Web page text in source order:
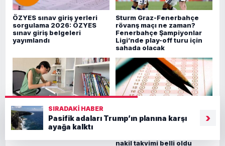
ÖZYES sınav giriş yerleri
sorgulama 2026: ÖZYES
sınav giriş belgeleri
yayımlandı
Sturm Graz-Fenerbahçe
rövanş maçı ne zaman?
Fenerbahçe Şampiyonlar
Ligi’nde play-off turu için
sahada olacak
500 tam puan almıştı. LGS
birincisi Umut’un tercihi
LGS 1. nakil tercih sonuçları
nakil takvimi belli oldu
SIRADAKI HABER
Pasifik adaları Trump’ın planına karşı
ayağa kalktı
›